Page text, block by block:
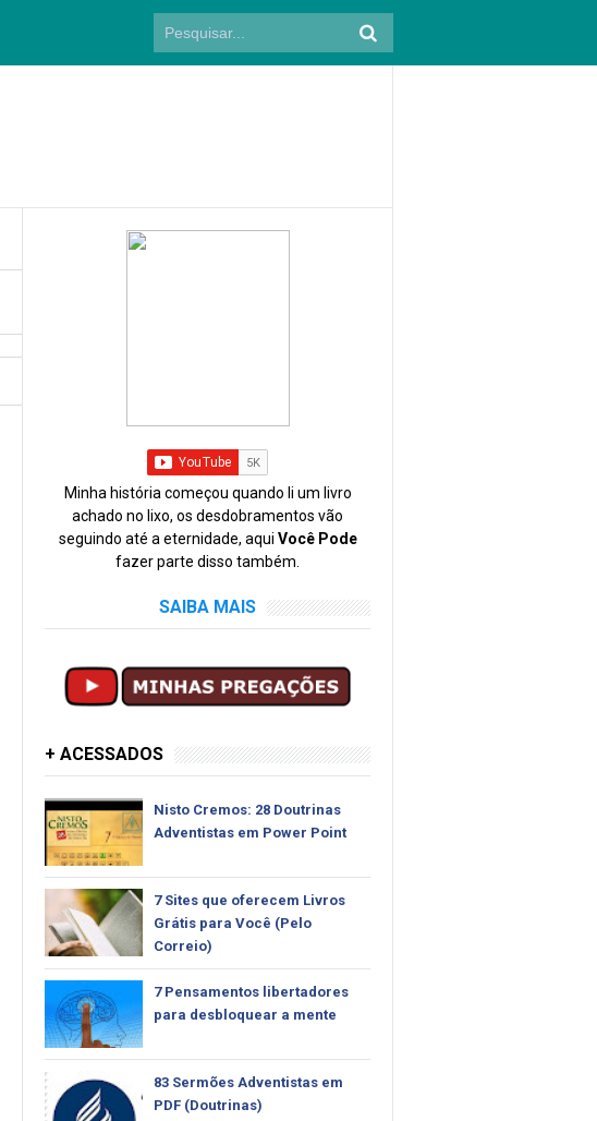
Minha história começou quando li um livro
achado no lixo, os desdobramentos vão
seguindo até a eternidade, aqui Você Pode
fazer parte disso também.
SAIBA MAIS
+ ACESSADOS
Nisto Cremos: 28 Doutrinas
Adventistas em Power Point
7 Sites que oferecem Livros
Grátis para Você (Pelo
Correio)
7 Pensamentos libertadores
para desbloquear a mente
83 Sermões Adventistas em
PDF (Doutrinas)